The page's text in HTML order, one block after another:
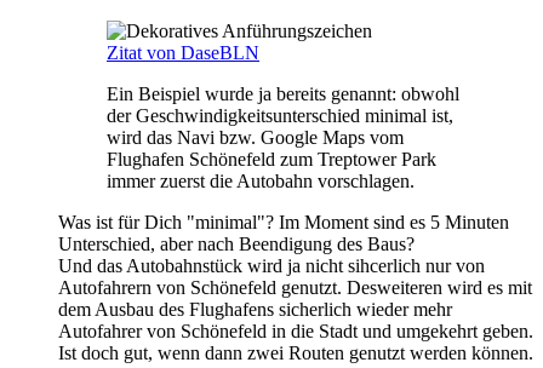
Zitat von DaseBLN
Ein Beispiel wurde ja bereits genannt: obwohl
der Geschwindigkeitsunterschied minimal ist,
wird das Navi bzw. Google Maps vom
Flughafen Schönefeld zum Treptower Park
immer zuerst die Autobahn vorschlagen.
Was ist für Dich "minimal"? Im Moment sind es 5 Minuten
Unterschied, aber nach Beendigung des Baus?
Und das Autobahnstück wird ja nicht sihcerlich nur von
Autofahrern von Schönefeld genutzt. Desweiteren wird es mit
dem Ausbau des Flughafens sicherlich wieder mehr
Autofahrer von Schönefeld in die Stadt und umgekehrt geben.
Ist doch gut, wenn dann zwei Routen genutzt werden können.